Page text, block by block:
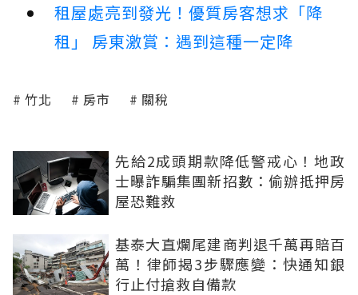
租屋處亮到發光！優質房客想求「降
租」 房東激賞：遇到這種一定降
竹北 房市 關稅
先給2成頭期款降低警戒心！地政
士曝詐騙集團新招數：偷辦抵押房
屋恐難救
基泰大直爛尾建商判退千萬再賠百
萬！律師揭3步驟應變：快通知銀
行止付搶救自備款